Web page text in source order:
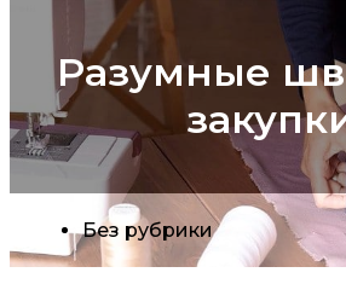
Разумные
Без рубрики